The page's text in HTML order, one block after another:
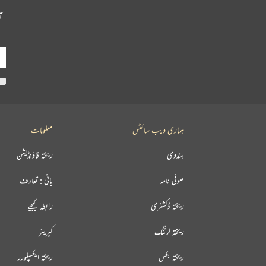
معلومات
ریختہ فاؤنڈیشن
بانی : تعارف
رابطہ کیجیے
کیریئر
ریختہ ایکسپلورر
ہماری ویب سائٹس
ہندوی
صوفی نامہ
ریختہ ڈکشنری
ریختہ لرننگ
ریختہ بکس